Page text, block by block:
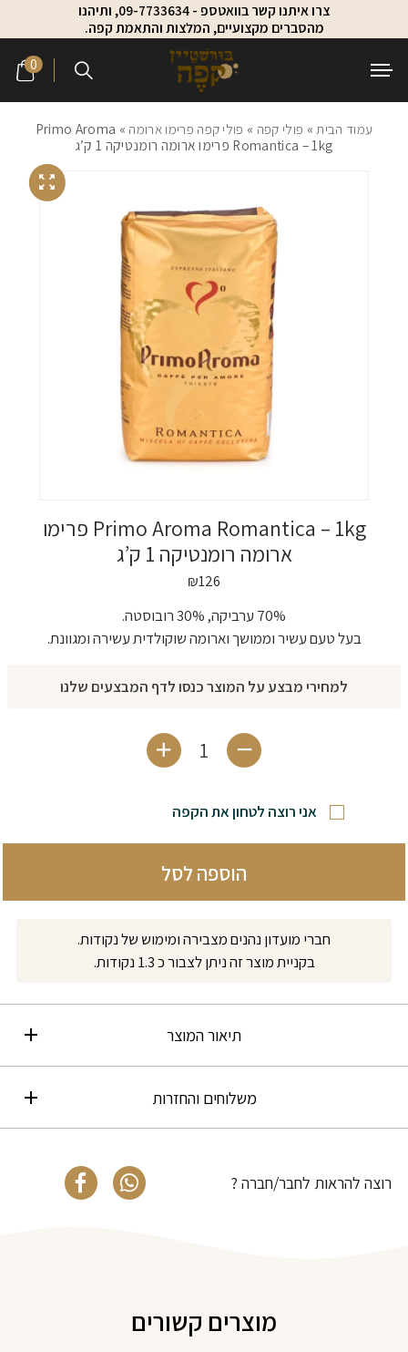
Skip to Content
Contact Us
צרו איתנו קשר בוואטספ - 09-7733634, ותיהנו
מהסברים מקצועיים, המלצות והתאמת קפה.
0
עמוד הבית » פולי קפה » פולי קפה פרימו ארומה
» Primo Aroma
Romantica – 1kg פרימו ארומה רומנטיקה 1 ק’ג
Primo Aroma Romantica – 1kg פרימו
ארומה רומנטיקה 1 ק’ג
₪126
70% ערביקה, 30% רובוסטה.
בעל טעם עשיר וממושך וארומה שוקולדית עשירה ומגוונת.
למחירי מבצע על המוצר כנסו לדף המבצעים שלנו
כמות של Primo Aroma Romantica - 1kg פרימו ארומה רומנטיקה 1 ק'ג
אני רוצה לטחון את הקפה
הוספה לסל
חברי מועדון נהנים מצבירה ומימוש של נקודות.
בקניית מוצר זה ניתן לצבור כ 1.3 נקודות.
תיאור המוצר
משלוחים והחזרות
רוצה להראות לחבר/חברה ?
מוצרים קשורים